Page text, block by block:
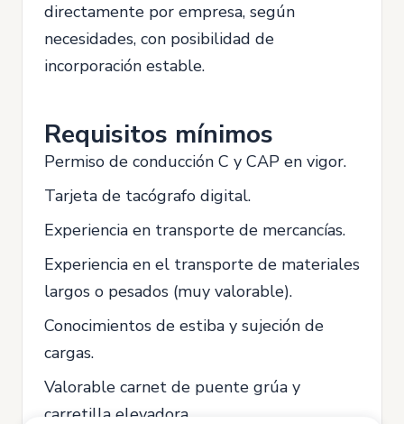
directamente por empresa, según
necesidades, con posibilidad de
incorporación estable.
Requisitos mínimos
Permiso de conducción C y CAP en vigor.
Tarjeta de tacógrafo digital.
Experiencia en transporte de mercancías.
Experiencia en el transporte de materiales
largos o pesados (muy valorable).
Conocimientos de estiba y sujeción de
cargas.
Valorable carnet de puente grúa y
carretilla elevadora.